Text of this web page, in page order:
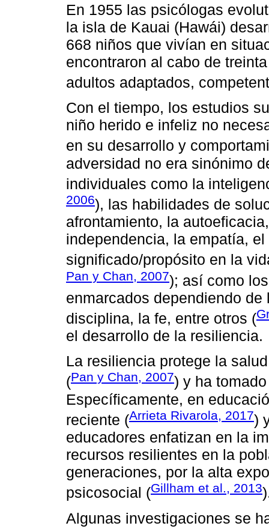
En 1955 las psicólogas
la isla de Kauai (Hawái)
668 niños que vivían en
encontraron al cabo de
adultos adaptados,
Con el tiempo, los estudios
niño herido e infeliz no
en su desarrollo y
adversidad no era sinónimo
individuales como la
2006), las habilidades de
afrontamiento, la
independencia, la empatía,
significado/propósito en la
Pan y Chan, 2007); así como
enmarcados dependiendo
disciplina, la fe, entre otros (
el desarrollo de la resiliencia.
La resiliencia protege la
(Pan y Chan, 2007) y ha
Específicamente, en
reciente (Arrieta Rivarola, 2017)
educadores enfatizan en la
recursos resilientes en la
generaciones, por la alta
psicosocial (Gillham et al., 2013
Algunas investigaciones se